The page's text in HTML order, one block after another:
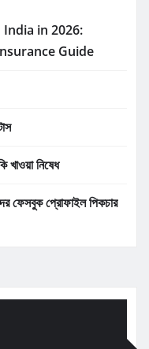
in 2026:
Guide
খাওয়া নিষেধ
ফেসবুক প্রোফাইল পিকচার